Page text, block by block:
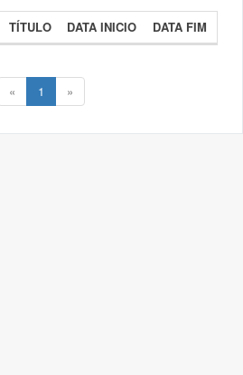
TÍTULO DATA INICIO DATA FIM
« 1 »